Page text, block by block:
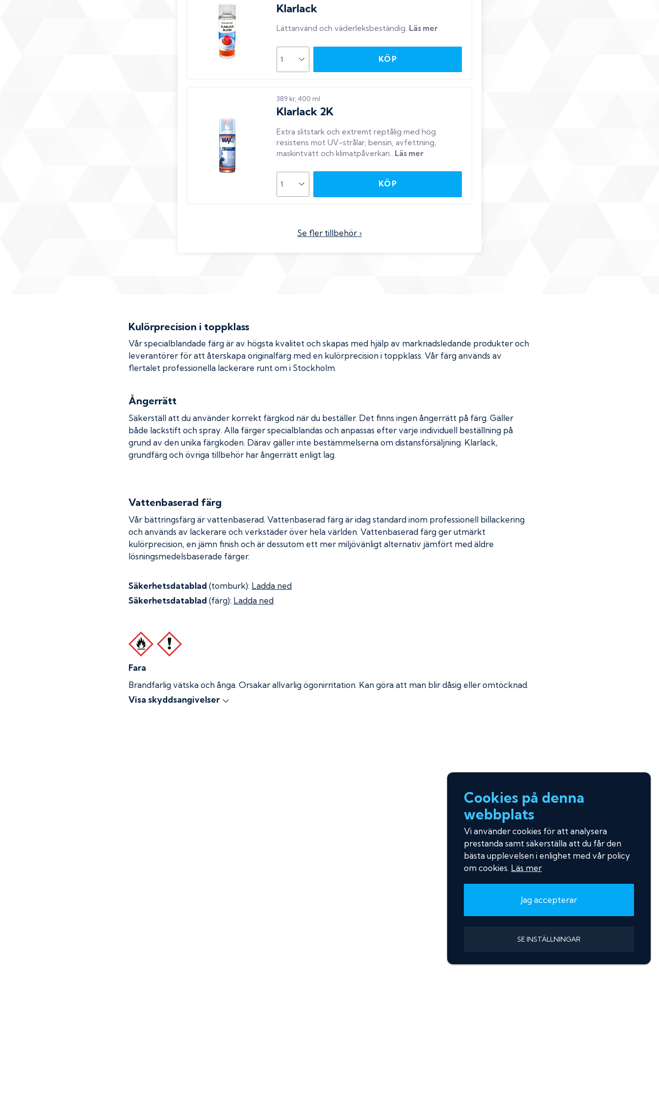
Klarlack
Lättanvänd och väderleksbeständig. Läs mer
KÖP
389 kr, 400 ml
Klarlack 2K
Extra slitstark och extremt reptålig med hög
resistens mot UV-strålar, bensin, avfettning,
maskintvätt och klimatpåverkan.
Läs mer
KÖP
Se fler tillbehör ›
Kulörprecision i toppklass
Vår specialblandade färg är av högsta kvalitet och skapas med hjälp av marknadsledande produkter och
leverantörer för att återskapa originalfärg med en kulörprecision i toppklass. Vår färg används av
flertalet professionella lackerare runt om i Stockholm.
Ångerrätt
Säkerställ att du använder korrekt färgkod när du beställer. Det finns ingen ångerrätt på färg. Gäller
både lackstift och spray. Alla färger specialblandas och anpassas efter varje individuell beställning på
grund av den unika färgkoden. Därav gäller inte bestämmelserna om distansförsäljning. Klarlack,
grundfärg och övriga tillbehör har ångerrätt enligt lag.
Vattenbaserad färg
Vår bättringsfärg är vattenbaserad. Vattenbaserad färg är idag standard inom professionell billackering
och används av lackerare och verkstäder över hela världen. Vattenbaserad färg ger utmärkt
kulörprecision, en jämn finish och är dessutom ett mer miljövänligt alternativ jämfört med äldre
lösningsmedelsbaserade färger.
Säkerhetsdatablad (tomburk): Ladda ned
Säkerhetsdatablad (färg): Ladda ned
Fara
Brandfarlig vätska och ånga. Orsakar allvarlig ögonirritation. Kan göra att man blir dåsig eller omtöcknad.
Visa skyddsangivelser
Cookies på denna
webbplats
Vi använder cookies för att analysera
prestanda samt säkerställa att du får den
bästa upplevelsen i enlighet med vår policy
om cookies. Läs mer
Jag accepterar
SE INSTÄLLNINGAR